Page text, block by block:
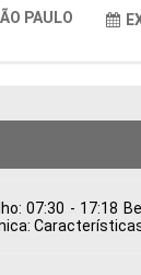
PAULO
07:30 -